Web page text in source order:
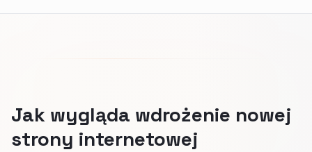
Jak wygląda wdrożenie nowej
strony internetowej